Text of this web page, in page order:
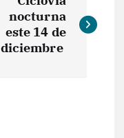
nocturna
este 14 de
diciembre